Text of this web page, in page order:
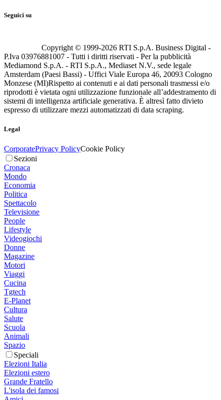
Seguici su
Copyright © 1999-2026 RTI S.p.A. Business Digital -
P.Iva 03976881007 - Tutti i diritti riservati - Per la pubblicità
Mediamond S.p.A. - RTI S.p.A., Mediaset N.V., sede legale
Amsterdam (Paesi Bassi) - Uffici Viale Europa 46, 20093 Cologno
Monzese (MI)Rispetto ai contenuti e ai dati personali trasmessi e/o
riprodotti è vietata ogni utilizzazione funzionale all’addestramento di
sistemi di intelligenza artificiale generativa. È altresì fatto divieto
espresso di utilizzare mezzi automatizzati di data scraping.
Legal
CorporatePrivacy PolicyCookie Policy
Sezioni
Cronaca
Mondo
Economia
Politica
Spettacolo
Televisione
People
Lifestyle
Videogiochi
Donne
Magazine
Motori
Viaggi
Cucina
Tgtech
E-Planet
Cultura
Salute
Scuola
Animali
Spazio
Speciali
Elezioni Italia
Elezioni estero
Grande Fratello
L'isola dei famosi